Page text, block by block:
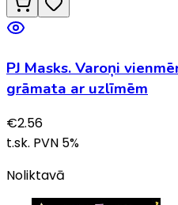
PJ Masks. Varoņi
grāmata ar uzlīmēm
€2.56
t.sk. PVN 5%
Noliktavā